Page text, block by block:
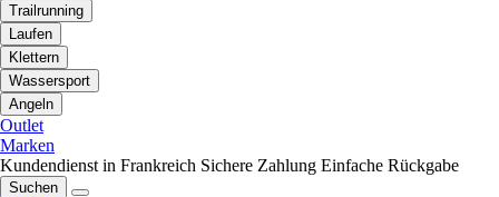
Trailrunning
Laufen
Klettern
Wassersport
Angeln
Outlet
Marken
Kundendienst in Frankreich Sichere Zahlung Einfache Rückgabe
Suchen